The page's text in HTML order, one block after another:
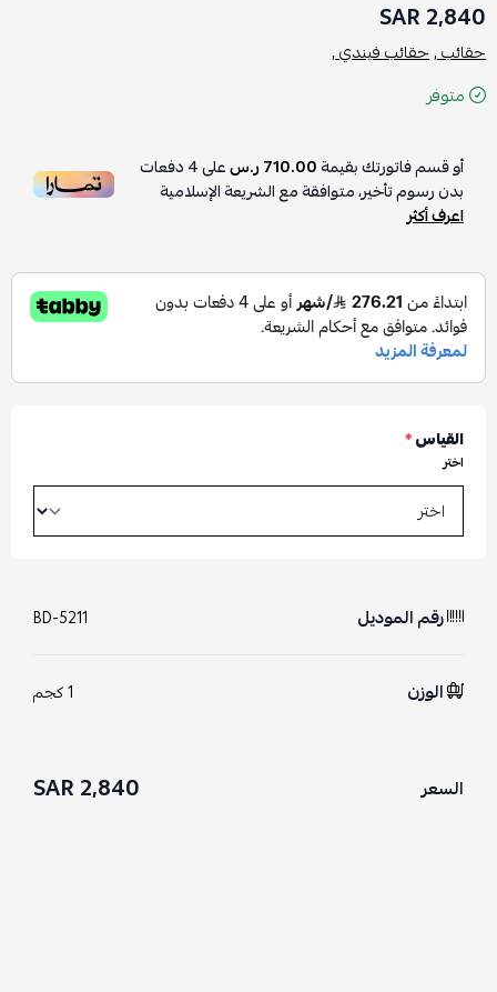
2,840 SAR
حقائب ,حقائب فيندي ,
متوفر
أو قسم فاتورتك بقيمة710.00 ر.س على4دفعات
بدون رسوم تأخير، متوافقة مع الشريعة الإسلامية
اعرف أكثر
القياس*
اختر
رقم الموديل BD-5211
الوزن 1 كجم
السعر 2,840 SAR